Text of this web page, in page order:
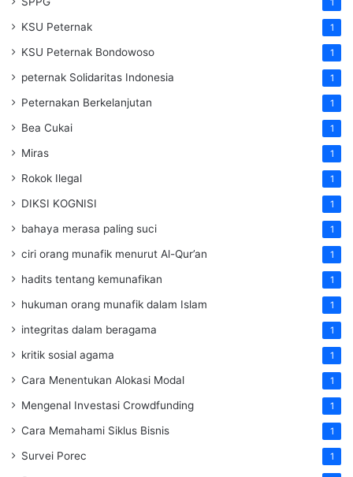
KSU Peternak 1
KSU Peternak Bondowoso 1
peternak Solidaritas Indonesia 1
Peternakan Berkelanjutan 1
Bea Cukai 1
Miras 1
Rokok Ilegal 1
DIKSI KOGNISI 1
bahaya merasa paling suci 1
ciri orang munafik menurut Al-Qur’an 1
hadits tentang kemunafikan 1
hukuman orang munafik dalam Islam 1
integritas dalam beragama 1
kritik sosial agama 1
Cara Menentukan Alokasi Modal 1
Mengenal Investasi Crowdfunding 1
Cara Memahami Siklus Bisnis 1
Survei Porec 1